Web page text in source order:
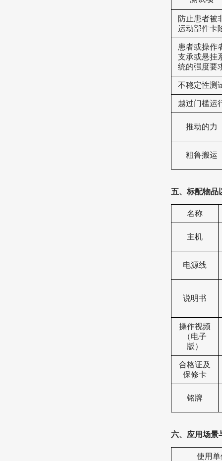
防止患者被
运动部件卡
患者或操作
支承或悬挂
统的强度要
不稳定性测
越过门槛运
推动的力
粗鲁搬运
五、标配物品
名称
主机
电源线
说明书
操作视频
（电子
版）
合格证及
保修卡
铭牌
六、 应用场景
使用单